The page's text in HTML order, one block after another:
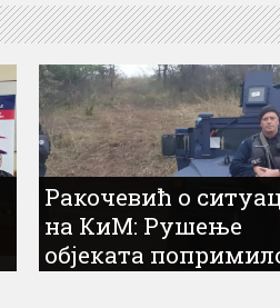
Ракочевић о
на КиМ: Рушење
објеката